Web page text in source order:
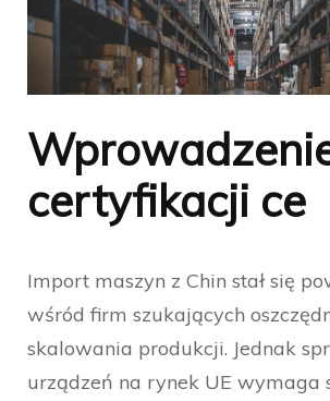
certyfikacji ce
Import maszyn z Chin stał się
wśród firm szukających
skalowania produkcji. Jednak
urządzeń na rynek UE wymaga